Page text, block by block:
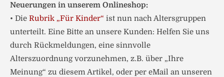
Neuerungen in unserem Onlineshop:
• Die Rubrik „Für Kinder“ ist nun nach Altersgruppen
unterteilt. Eine Bitte an unsere Kunden: Helfen Sie uns
durch Rückmeldungen, eine sinnvolle
Alterszuordnung vorzunehmen, z.B. über „Ihre
Meinung“ zu diesem Artikel, oder per eMail an unseren